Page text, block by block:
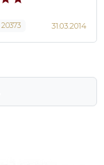
20373 31.03.2014